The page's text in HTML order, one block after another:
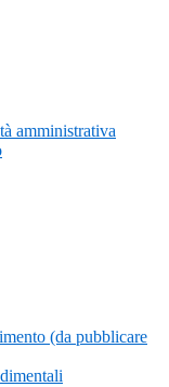
amministrativa
(da pubblicare